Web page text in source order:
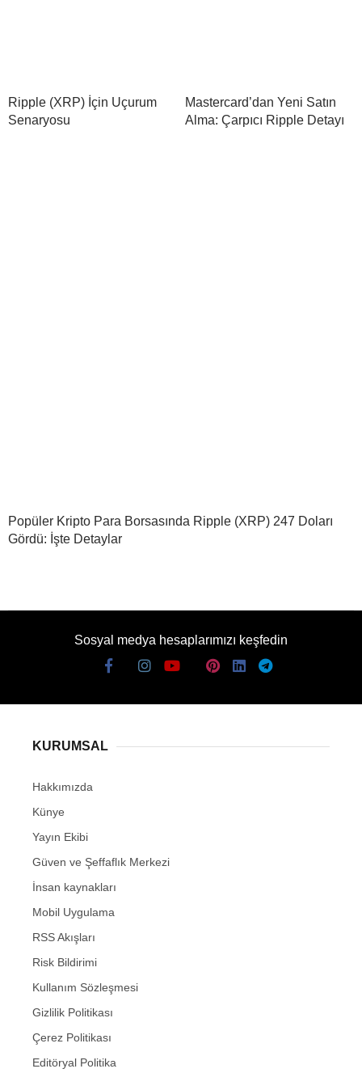
Ripple (XRP) İçin Uçurum
Senaryosu
Mastercard’dan Yeni Satın
Alma: Çarpıcı Ripple Detayı
Popüler Kripto Para Borsasında Ripple (XRP) 247 Doları
Gördü: İşte Detaylar
Sosyal medya hesaplarımızı keşfedin
KURUMSAL
Hakkımızda
Künye
Yayın Ekibi
Güven ve Şeffaflık Merkezi
İnsan kaynakları
Mobil Uygulama
RSS Akışları
Risk Bildirimi
Kullanım Sözleşmesi
Gizlilik Politikası
Çerez Politikası
Editöryal Politika